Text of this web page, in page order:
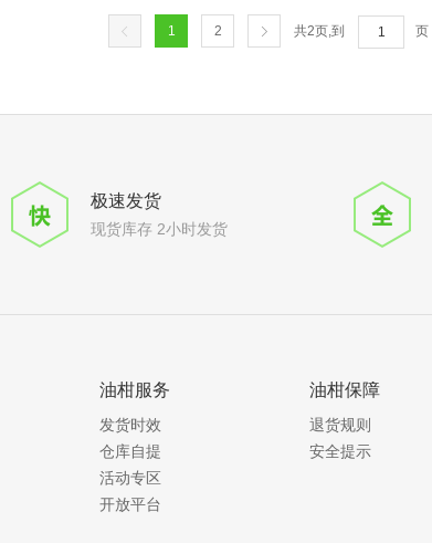
1 2 共2页,到 页
极速发货
现货库存 2小时发货
油柑服务
发货时效
仓库自提
活动专区
开放平台
油柑保障
退货规则
安全提示